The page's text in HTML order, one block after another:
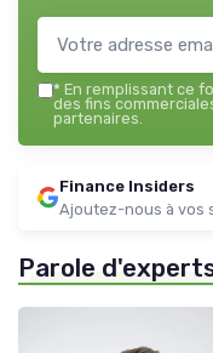
* En remplissant ce
des fins
partenaires.
Finance Insiders
Ajoutez-nous à vos
Parole